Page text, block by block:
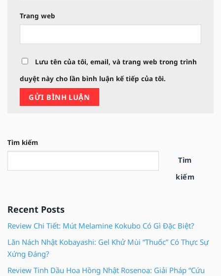
Tìm kiếm
Tìm
kiếm
Recent Posts
Review Chi Tiết: Mút Melamine Kokubo Có Gì Đặc Biệt?
Lăn Nách Nhật Kobayashi: Gel Khử Mùi “Thuốc” Có Thực Sự
Xứng Đáng?
Review Tinh Dầu Hoa Hồng Nhật Rosenoa: Giải Pháp “Cứu
Trang web
Lưu tên của tôi, email, và trang web trong trình
duyệt này cho lần bình luận kế tiếp của tôi.